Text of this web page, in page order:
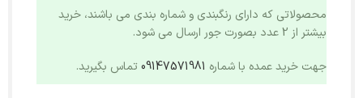
محصولاتی که دارای رنگبندی و شماره بندی می باشند، خرید
بیشتر از 2 عدد بصورت جور ارسال می شود.
جهت خرید عمده با شماره 09147571981 تماس بگیرید.